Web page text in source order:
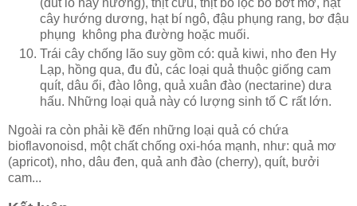
(đút lò hay nướng), thịt cừu, thịt bò lọc bỏ bớt mỡ, hạt
cây hướng dương, hạt bí ngô, đậu phụng rang, bơ đậu
phụng không pha đường hoặc muối.
Trái cây chống lão suy gồm có: quả kiwi, nho đen Hy
Lạp, hồng qua, đu đủ, các loại quả thuộc giống cam
quít, dâu ổi, đào lông, quả xuân đào (nectarine) dưa
hấu. Những loại quả này có lượng sinh tố C rất lớn.
Ngoài ra còn phải kề đến những loại quả có chứa
bioflavonoisd, một chất chống oxi-hóa mạnh, như: quả mơ
(apricot), nho, dâu đen, quả anh đào (cherry), quít, bưởi
cam...